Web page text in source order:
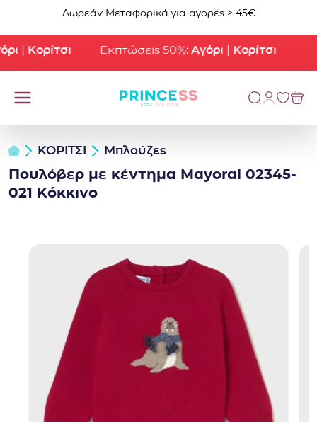
Μετάβαση στο περιεχόμενο
Δωρεάν Μεταφορικά για αγορές > 45€
|Κορίτσι Εκπτώσεις 50%:Αγόρι|Κορίτσι
ΚΟΡΙΤΣΙ Μπλούζες
Πουλόβερ με κέντημα Mayoral 02345-
021 Κόκκινο